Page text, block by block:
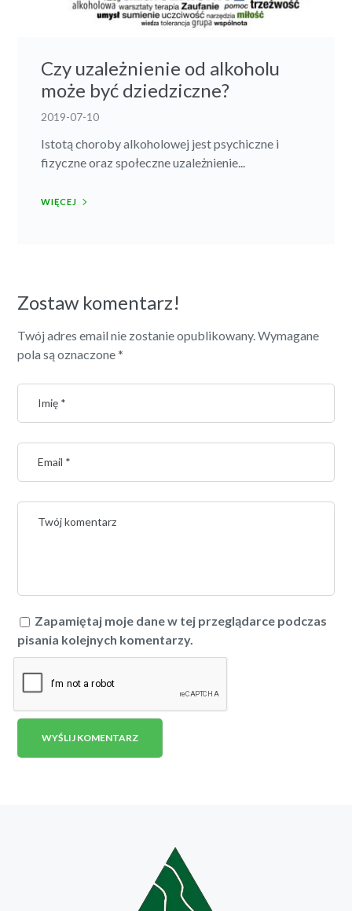
Czy uzależnienie od alkoholu
może być dziedziczne?
2019-07-10
Istotą choroby alkoholowej jest psychiczne i
fizyczne oraz społeczne uzależnienie...
WIĘCEJ
Zostaw komentarz!
Twój adres email nie zostanie opublikowany. Wymagane
pola są oznaczone*
Zapamiętaj moje dane w tej przeglądarce podczas
pisania kolejnych komentarzy.